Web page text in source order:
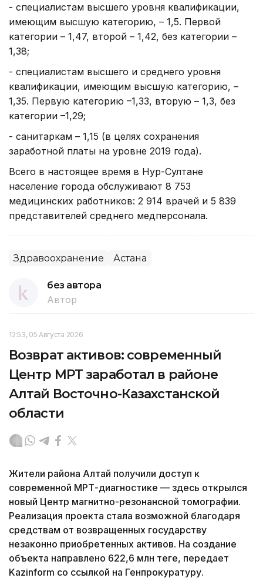
- специалистам высшего уровня квалификации,
имеющим высшую категорию, – 1,5. Первой
категории – 1,47, второй – 1,42, без категории –
1,38;
- специалистам высшего и среднего уровня
квалификации, имеющим высшую категорию, –
1,35. Первую категорию –1,33, вторую – 1,3, без
категории –1,29;
- санитаркам – 1,15 (в целях сохранения
заработной платы на уровне 2019 года).
Всего в настоящее время в Нур-Султане
население города обслуживают 8 753
медицинских работников: 2 914 врачей и 5 839
представителей среднего медперсонала.
Здравоохранение Астана
без автора
Автор
12:53, 05 Августа 2026
Возврат активов: современный
Центр МРТ заработал в районе
Алтай Восточно-Казахстанской
области
Жители района Алтай получили доступ к
современной МРТ-диагностике — здесь открылся
новый Центр магнитно-резонансной томографии.
Реализация проекта стала возможной благодаря
средствам от возвращенных государству
незаконно приобретенных активов. На создание
объекта направлено 622,6 млн теңге, передает
Kazinform со ссылкой на Генпрокуратуру.